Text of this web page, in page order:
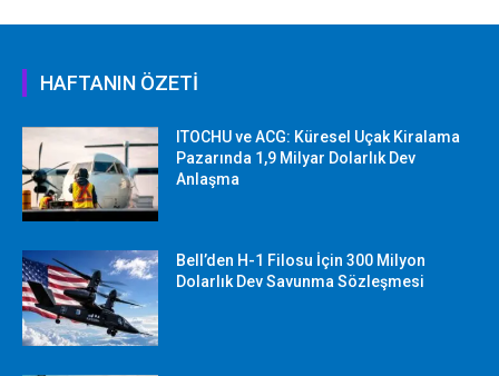
HAFTANIN ÖZETİ
ITOCHU ve ACG: Küresel Uçak Kiralama
Pazarında 1,9 Milyar Dolarlık Dev
Anlaşma
Bell’den H-1 Filosu İçin 300 Milyon
Dolarlık Dev Savunma Sözleşmesi